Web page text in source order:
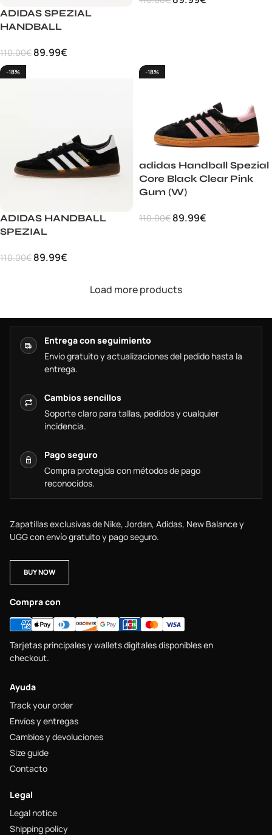
ADIDAS SPEZIAL
HANDBALL
110.00€ 89.99€
-18%
ADIDAS HANDBALL
SPEZIAL
110.00€ 89.99€
-18%
adidas Handball Spezial
Core Black Clear Pink
Gum (W)
110.00€ 89.99€
Load more products
Entrega con seguimiento
Envío gratuito y actualizaciones del pedido hasta la
entrega.
Cambios sencillos
Soporte claro para tallas, pedidos y cualquier
incidencia.
Pago seguro
Compra protegida con métodos de pago
reconocidos.
Zapatillas exclusivas de Nike, Jordan, Adidas, New Balance y
UGG con envío gratuito y pago seguro.
BUY NOW
Compra con
Tarjetas principales y wallets digitales disponibles en
checkout.
Ayuda
Track your order
Envíos y entregas
Cambios y devoluciones
Size guide
Contacto
Legal
Legal notice
Shipping policy